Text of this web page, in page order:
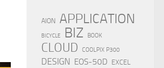
AION APPLICATION
BICYCLE BIZ BOOK
CLOUD COOLPIX P300
DESIGN EOS-50D EXCEL